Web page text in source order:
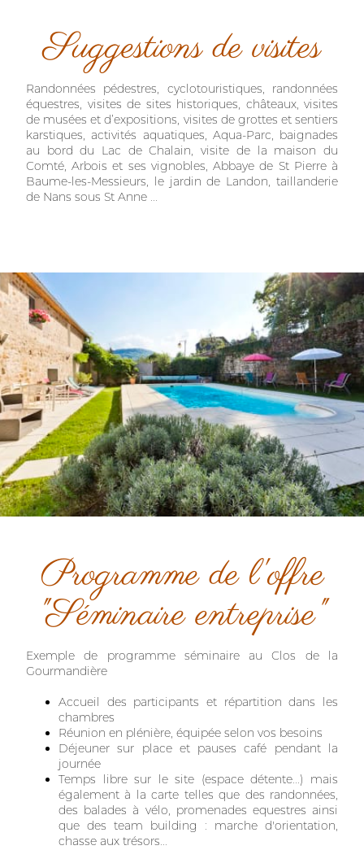
Suggestions de visites
Randonnées pédestres, cyclotouristiques, randonnées
équestres, visites de sites historiques, châteaux, visites
de musées et d’expositions, visites de grottes et sentiers
karstiques, activités aquatiques, Aqua-Parc, baignades
au bord du Lac de Chalain, visite de la maison du
Comté, Arbois et ses vignobles, Abbaye de St Pierre à
Baume-les-Messieurs, le jardin de Landon, taillanderie
de Nans sous St Anne ...
Programme de l'offre
"Séminaire entreprise"
Exemple de programme séminaire au Clos de la
Gourmandière
Accueil des participants et répartition dans les
chambres
Réunion en plénière, équipée selon vos besoins
Déjeuner sur place et pauses café pendant la
journée
Temps libre sur le site (espace détente...) mais
également à la carte telles que des randonnées,
des balades à vélo, promenades equestres ainsi
que des team building : marche d'orientation,
chasse aux trésors...